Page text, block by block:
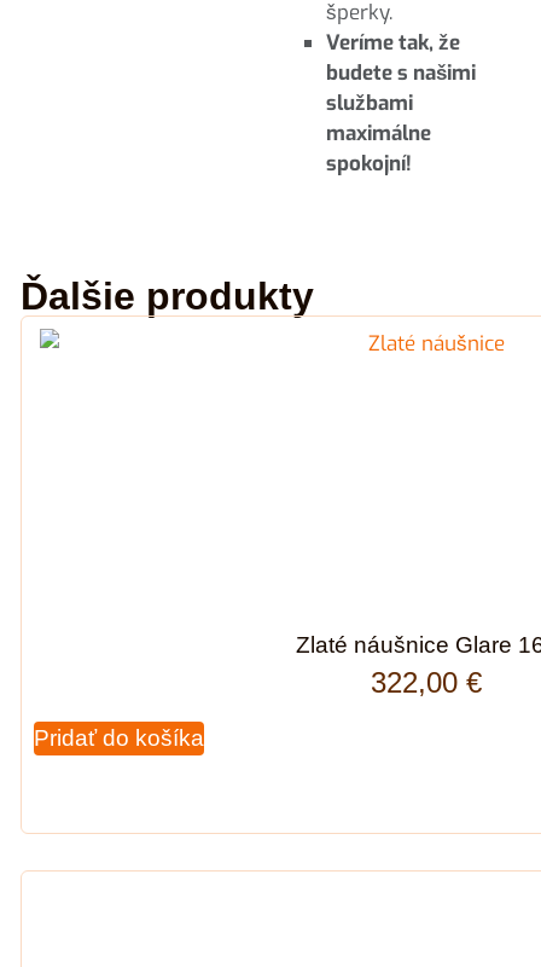
šperky.
Veríme tak, že
budete s našimi
službami
maximálne
spokojní!
Ďalšie produkty
Zlaté náušnice Glare
322,00 €
Pridať do košíka